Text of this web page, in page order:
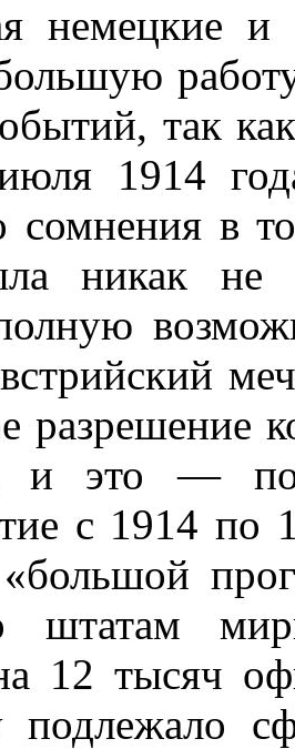
немецкие и
так
1914
сомнения в
никак не
разреше­ние
и это —
с 1914 по
штатам
12 тысяч
подлежало